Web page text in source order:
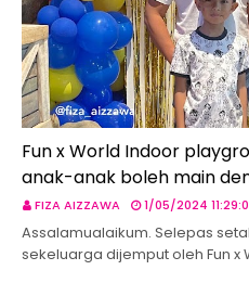
Fun x World Indoor
anak-anak boleh main
FIZA AIZZAWA 1/05/2024
Assalamualaikum. Selepas
sekeluarga dijemput oleh Fun